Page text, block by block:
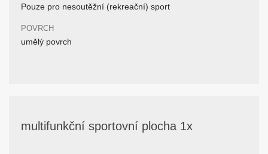
Pouze pro nesoutěžní (rekreační) sport
POVRCH
umělý povrch
multifunkční sportovní plocha 1x